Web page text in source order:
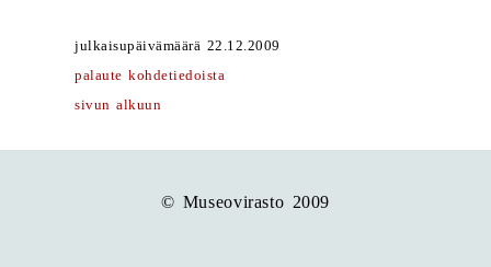
julkaisupäivämäärä 22.12.2009
palaute kohdetiedoista
sivun alkuun
© Museovirasto 2009